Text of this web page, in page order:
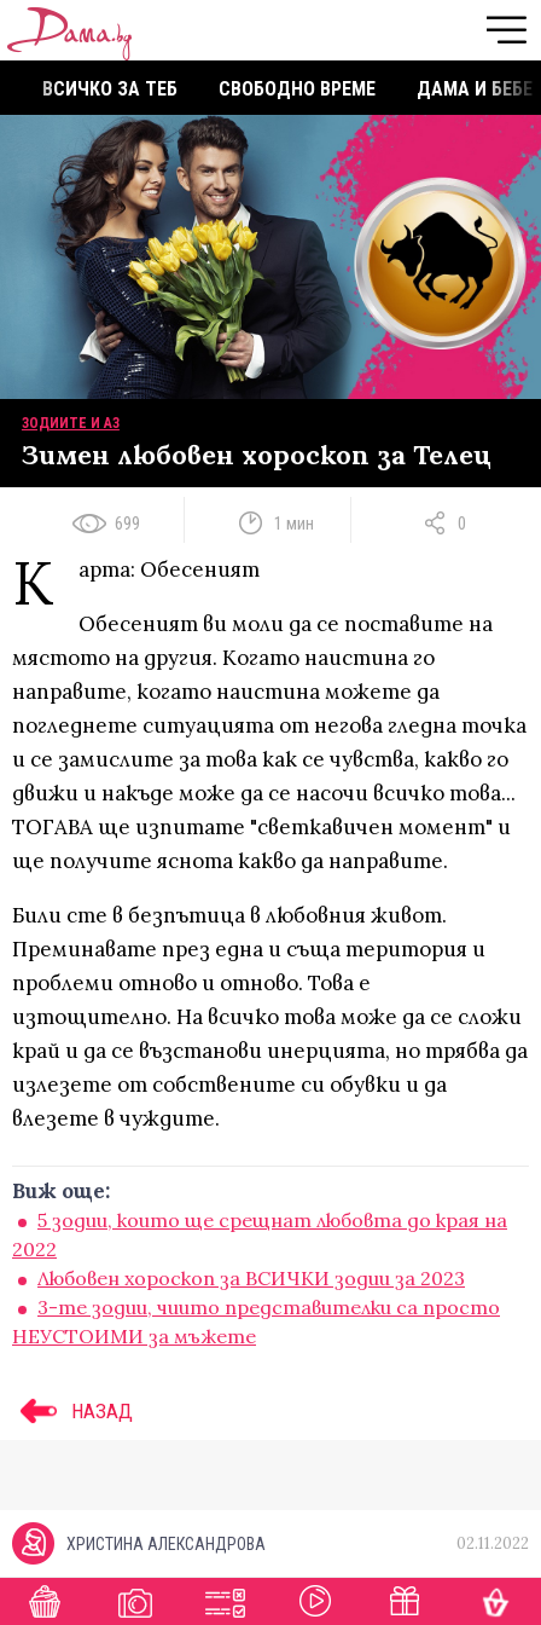
ВСИЧКО ЗА ТЕБ СВОБОДНО ВРЕМЕ ДАМА И БЕБЕ
ЗОДИИТЕ И АЗ
Зимен любовен хороскоп за Телец
699 1 мин 0
К арта: Обесеният
Обесеният ви моли да се поставите на
мястото на другия. Когато наистина го
направите, когато наистина можете да
погледнете ситуацията от негова гледна точка
и се замислите за това как се чувства, какво го
движи и накъде може да се насочи всичко това...
ТОГАВА ще изпитате "светкавичен момент" и
ще получите яснота какво да направите.
Били сте в безпътица в любовния живот.
Преминавате през една и съща територия и
проблеми отново и отново. Това е
изтощително. На всичко това може да се сложи
край и да се възстанови инерцията, но трябва да
излезете от собствените си обувки и да
влезете в чуждите.
Виж още:
5 зодии, които ще срещнат любовта до края на
2022
Любовен хороскоп за ВСИЧКИ зодии за 2023
3-те зодии, чиито представителки са просто
НЕУСТОИМИ за мъжете
НАЗАД
ХРИСТИНА АЛЕКСАНДРОВА 02.11.2022